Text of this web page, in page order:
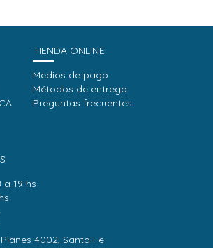
TIENDA ONLINE
Medios de pago
Métodos de entrega
Preguntas frecuentes
a 19 hs
4002, Santa Fe